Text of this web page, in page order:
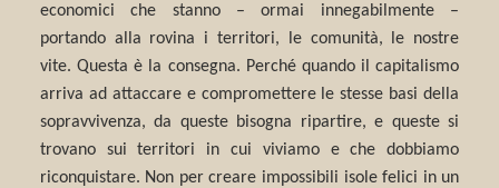
economici che stanno – ormai innegabilmente –
portando alla rovina i territori, le comunità, le nostre
vite. Questa è la consegna. Perché quando il capitalismo
arriva ad attaccare e compromettere le stesse basi della
sopravvivenza, da queste bisogna ripartire, e queste si
trovano sui territori in cui viviamo e che dobbiamo
riconquistare. Non per creare impossibili isole felici in un